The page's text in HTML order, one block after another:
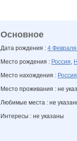
Основное
Дата рождения : 4
Место рождения : Россия,
Место нахождения : Россия
Место проживания : не
Любимые места : не
Интересы : не указаны